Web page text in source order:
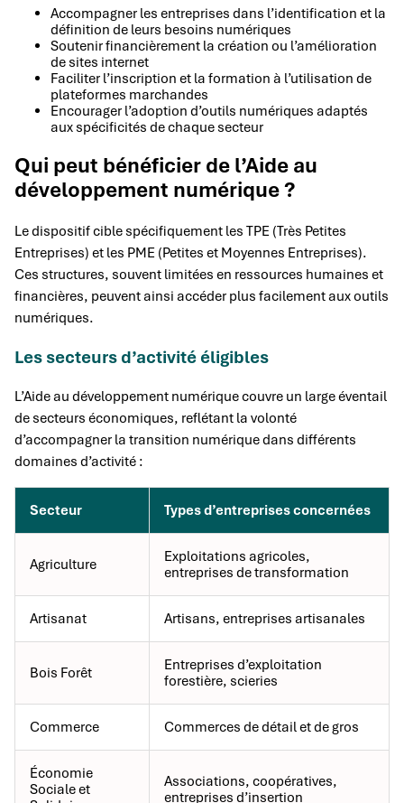
Accompagner les entreprises dans l’identification et la
définition de leurs besoins numériques
Soutenir financièrement la création ou l’amélioration
de sites internet
Faciliter l’inscription et la formation à l’utilisation de
plateformes marchandes
Encourager l’adoption d’outils numériques adaptés
aux spécificités de chaque secteur
Qui peut bénéficier de l’Aide au
développement numérique ?
Le dispositif cible spécifiquement les TPE (Très Petites
Entreprises) et les PME (Petites et Moyennes Entreprises).
Ces structures, souvent limitées en ressources humaines et
financières, peuvent ainsi accéder plus facilement aux outils
numériques.
Les secteurs d’activité éligibles
L’Aide au développement numérique couvre un large éventail
de secteurs économiques, reflétant la volonté
d’accompagner la transition numérique dans différents
domaines d’activité :
Secteur Types d’entreprises concernées
Agriculture
Exploitations agricoles,
entreprises de transformation
Artisanat Artisans, entreprises artisanales
Bois Forêt
Entreprises d’exploitation
forestière, scieries
Commerce Commerces de détail et de gros
Économie
Sociale et
Associations, coopératives,
entreprises d’insertion